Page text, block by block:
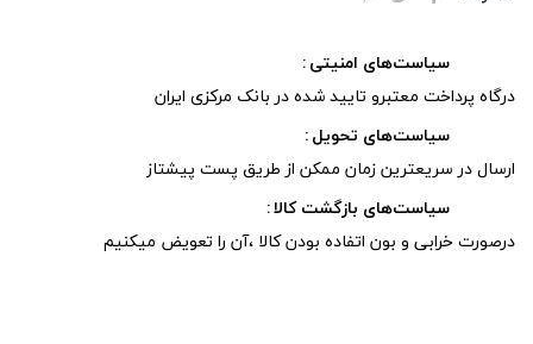
سیاست‌های امنیتی
درگاه پرداخت معتبرو تایید شده در بانک مرکزی ایران
سیاست‌های تحویل
ارسال در سریعترین زمان ممکن از طریق پست پیشتاز
سیاست‌های بازگشت کالا
درصورت خرابی و بون اتفاده بودن کالا ،آن را تعویض میکنیم